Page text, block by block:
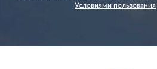
Условиями пользования